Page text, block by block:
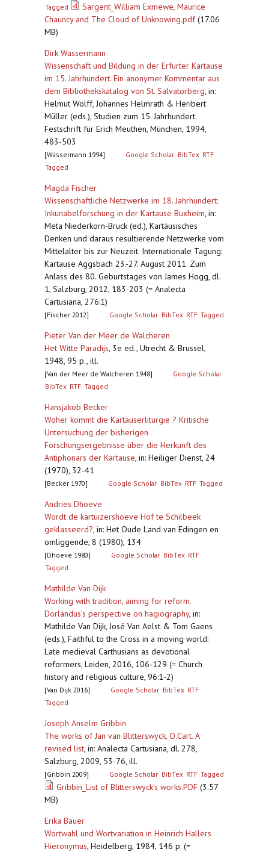
Tagged
Sargent_William Exmewe, Maurice
Chauncy and The Cloud of Unknowing.pdf(17.06
MB)
Dirk Wassermann
Wissenschaft und Bildung in der Erfurter Kartause
im 15. Jahrhundert. Ein anonymer Kommentar aus
dem Bibliothekskatalog von St. Salvatorberg, in:
Helmut Wolff, Johannes Helmrath & Heribert
Müller (eds.), Studien zum 15. Jahrhundert.
Festschrift für Erich Meuthen, München, 1994,
483-503
[Wassermann 1994] Google Scholar BibTex RTF
Tagged
Magda Fischer
Wissenschaftliche Netzwerke im 18. Jahrhundert:
Inkunabelforschung in der Kartause Buxheim, in:
Meta Niederkorn-Bruck (ed.), Kartäusisches
Denken und daraus resultierende Netzwerke vom
Mittelalter bis zur Neuzeit. Internationale Tagung:
Kartause Aggsbach 23.-27. August 2011. Zum
Anlass des 80. Geburtstages von James Hogg, dl.
1, Salzburg, 2012, 183-203 (= Analecta
Cartusiana, 276:1)
[Fischer 2012] Google Scholar BibTex RTF Tagged
Pieter Van der Meer de Walcheren
Het Witte Paradijs, 3e ed., Utrecht & Brussel,
1948, 95 p., ill.
[Van der Meer de Walcheren 1948]
Google Scholar
BibTex RTF Tagged
Hansjakob Becker
Woher kommt die Kartäuserliturgie ? Kritische
Untersuchung der bisherigen
Forschungsergebnisse über die Herkunft des
Antiphonars der Kartause, in: Heiliger Dienst, 24
(1970), 32-41
[Becker 1970] Google Scholar BibTex RTF Tagged
Andries Dhoeve
Wordt de kartuizershoeve Hof te Schilbeek
geklasseerd?, in: Het Oude Land van Edingen en
omliggende, 8 (1980), 134
[Dhoeve 1980] Google Scholar BibTex RTF
Tagged
Mathilde Van Dijk
Working with tradition, aiming for reform.
Dorlandus’s perspective on hagiography, in:
Mathilde Van Dijk, José Van Aelst & Tom Gaens
(eds.), Faithful to the Cross in a moving world:
Late medieval Carthusians as devotional
reformers, Leiden, 2016, 106-129 (= Church
history and religious culture, 96:1-2)
[Van Dijk 2016] Google Scholar BibTex RTF
Tagged
Joseph Anselm Gribbin
The works of Jan van Blitterswyck, O.Cart. A
revised list, in: Analecta Cartusiana, dl. 278,
Salzburg, 2009, 53-76, ill.
[Gribbin 2009] Google Scholar BibTex RTF Tagged
Gribbin_List of Blitterswyck's works.PDF (3.57
MB)
Erika Bauer
Wortwahl und Wortvariation in Heinrich Hallers
Hieronymus, Heidelberg, 1984, 146 p. (=